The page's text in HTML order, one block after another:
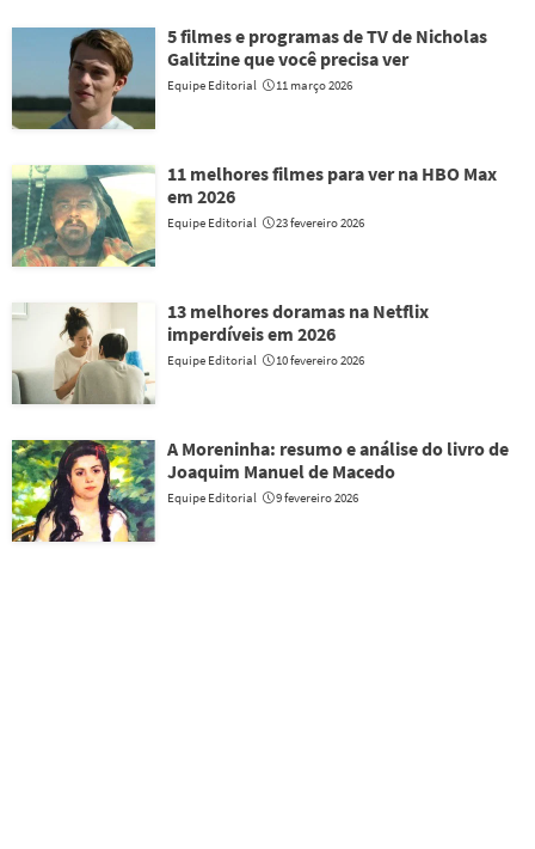
5 filmes e programas de TV de Nicholas
Galitzine que você precisa ver
Equipe Editorial 11 março 2026
11 melhores filmes para ver na HBO Max
em 2026
Equipe Editorial 23 fevereiro 2026
13 melhores doramas na Netflix
imperdíveis em 2026
Equipe Editorial 10 fevereiro 2026
A Moreninha: resumo e análise do livro de
Joaquim Manuel de Macedo
Equipe Editorial 9 fevereiro 2026